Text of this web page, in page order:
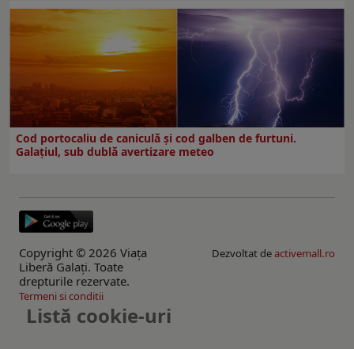
Cod portocaliu de caniculă și cod galben de furtuni.
Galațiul, sub dublă avertizare meteo
Copyright © 2026 Viaţa
Liberă Galaţi. Toate
drepturile rezervate.
Dezvoltat deactivemall.ro
Termeni si conditii
Listă cookie-uri